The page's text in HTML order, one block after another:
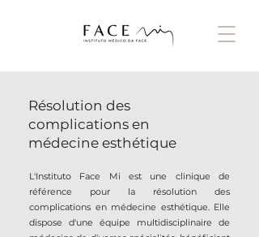
Résolution des
complications en
médecine esthétique
L'Instituto Face Mi est une clinique de
référence pour la résolution des
complications en médecine esthétique. Elle
dispose d'une équipe multidisciplinaire de